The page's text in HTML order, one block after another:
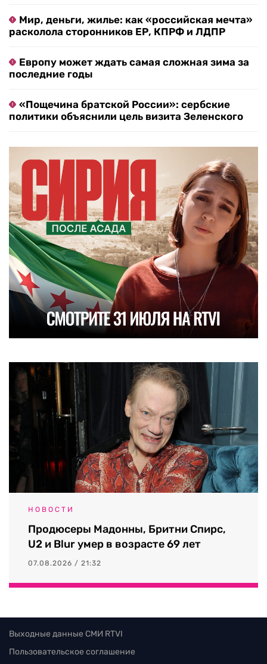
Мир, деньги, жилье: как «российская мечта»
расколола сторонников ЕР, КПРФ и ЛДПР
Европу может ждать самая сложная зима за
последние годы
«Пощечина братской России»: сербские
политики объяснили цель визита Зеленского
НОВОСТИ
Продюсеры Мадонны, Бритни Спирс,
U2 и Blur умер в возрасте 69 лет
07.08.2026 / 21:32
Выходные данные СМИ RTVI
Пользовательское соглашение